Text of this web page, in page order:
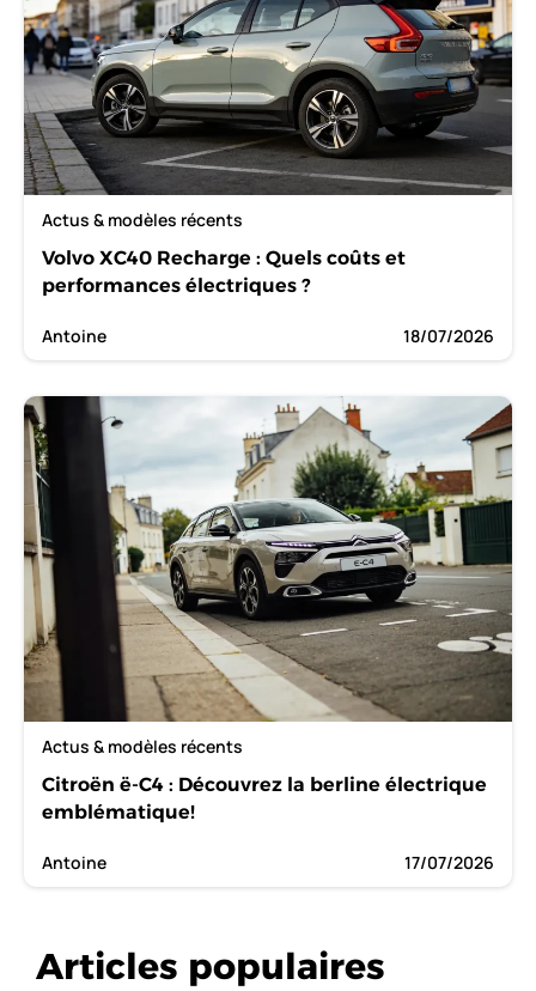
Actus & modèles récents
Volvo XC40 Recharge : Quels coûts et
performances électriques ?
Antoine 18/07/2026
Actus & modèles récents
Citroën ë-C4 : Découvrez la berline électrique
emblématique!
Antoine 17/07/2026
Articles populaires